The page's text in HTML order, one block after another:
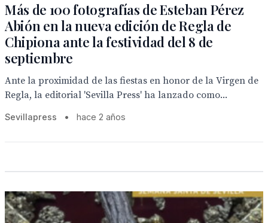
Más de 100 fotografías de Esteban Pérez
Abión en la nueva edición de Regla de
Chipiona ante la festividad del 8 de
septiembre
Ante la proximidad de las fiestas en honor de la Virgen de
Regla, la editorial 'Sevilla Press' ha lanzado como...
Sevillapress • hace 2 años